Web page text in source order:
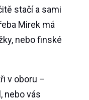
stačí a sami
Mirek má
nebo finské
v oboru –
nebo vás